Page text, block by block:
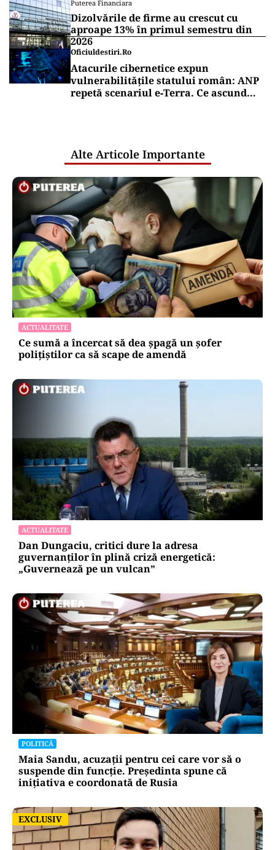
Puterea Financiara
Dizolvările de firme au crescut cu
aproape 13% în primul semestru din
2026
Oficiuldestiri.ro
Atacurile cibernetice expun
vulnerabilitățile statului român: ANP
repetă scenariul e‑Terra. Ce ascund
Alte Articole Importante
ACTUALITATE
Ce sumă a încercat să dea șpagă un șofer
polițiștilor ca să scape de amendă
ACTUALITATE
Dan Dungaciu, critici dure la adresa
guvernanților în plină criză energetică:
„Guvernează pe un vulcan”
POLITICĂ
Maia Sandu, acuzații pentru cei care vor să o
suspende din funcție. Președinta spune că
inițiativa e coordonată de Rusia
EXCLUSIV
EXCLUSIV